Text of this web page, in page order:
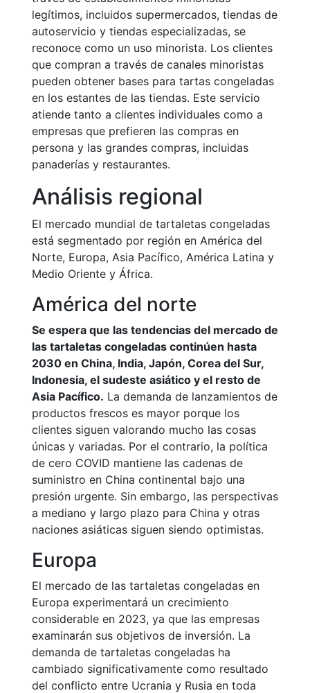
legítimos, incluidos supermercados, tiendas de
autoservicio y tiendas especializadas, se
reconoce como un uso minorista. Los clientes
que compran a través de canales minoristas
pueden obtener bases para tartas congeladas
en los estantes de las tiendas. Este servicio
atiende tanto a clientes individuales como a
empresas que prefieren las compras en
persona y las grandes compras, incluidas
panaderías y restaurantes.
Análisis regional
El mercado mundial de tartaletas congeladas
está segmentado por región en América del
Norte, Europa, Asia Pacífico, América Latina y
Medio Oriente y África.
América del norte
Se espera que las tendencias del mercado de
las tartaletas congeladas continúen hasta
2030 en China, India, Japón, Corea del Sur,
Indonesia, el sudeste asiático y el resto de
Asia Pacífico. La demanda de lanzamientos de
productos frescos es mayor porque los
clientes siguen valorando mucho las cosas
únicas y variadas. Por el contrario, la política
de cero COVID mantiene las cadenas de
suministro en China continental bajo una
presión urgente. Sin embargo, las perspectivas
a mediano y largo plazo para China y otras
naciones asiáticas siguen siendo optimistas.
Europa
El mercado de las tartaletas congeladas en
Europa experimentará un crecimiento
considerable en 2023, ya que las empresas
examinarán sus objetivos de inversión. La
demanda de tartaletas congeladas ha
cambiado significativamente como resultado
del conflicto entre Ucrania y Rusia en toda